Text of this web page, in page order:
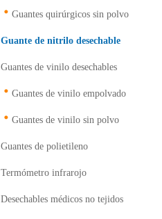
Guantes quirúrgicos sin polvo
Guante de nitrilo desechable
Guantes de vinilo desechables
Guantes de vinilo empolvado
Guantes de vinilo sin polvo
Guantes de polietileno
Termómetro infrarojo
Desechables médicos no tejidos